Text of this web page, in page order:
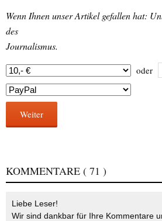
Wenn Ihnen unser Artikel gefallen hat:
des
Journalismus.
oder
Weiter
KOMMENTARE ( 71 )
Liebe Leser!
Wir sind dankbar für Ihre Kommentare